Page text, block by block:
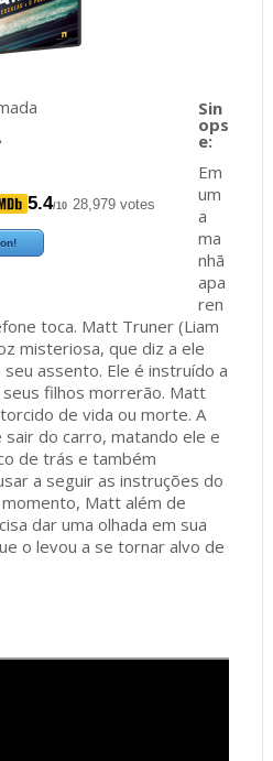
5.4/10 28,979 votes
Em
um
a
ma
nhã
apa
ren
toca. Matt Truner (Liam
misteriosa, que diz a ele
assento. Ele é instruído a
filhos morrerão. Matt
de vida ou morte. A
do carro, matando ele e
de trás e também
a seguir as instruções do
Matt além de
dar uma olhada em sua
o levou a se tornar alvo de